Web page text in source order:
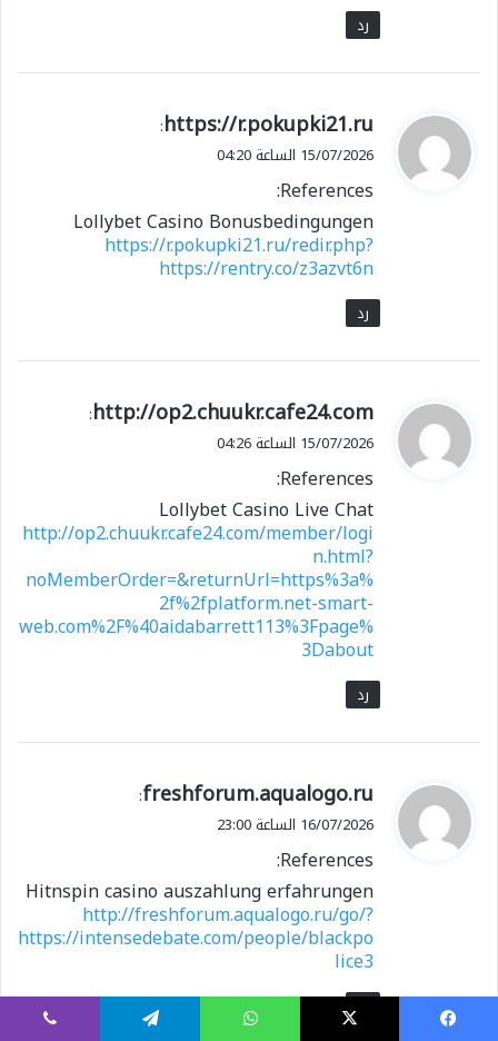
رد
ي
ق
ل
https://r.pokupki21.ru
:
15/07/2026 الساعة 04:20
References:
Lollybet Casino Bonusbedingungen
https://r.pokupki21.ru/redir.php?
https://rentry.co/z3azvt6n
رد
ي
ق
ل
http://op2.chuukr.cafe24.com
:
15/07/2026 الساعة 04:26
References:
Lollybet Casino Live Chat
http://op2.chuukr.cafe24.com/member/logi
n.html?
noMemberOrder=&returnUrl=https%3a%
2f%2fplatform.net-smart-
web.com%2F%40aidabarrett113%3Fpage%
3Dabout
رد
ي
ق
ل
freshforum.aqualogo.ru
:
16/07/2026 الساعة 23:00
References:
Hitnspin casino auszahlung erfahrungen
http://freshforum.aqualogo.ru/go/?
https://intensedebate.com/people/blackpo
lice3